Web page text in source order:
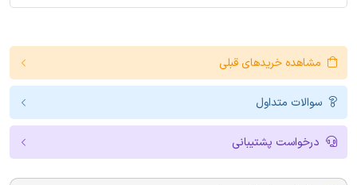
مشاهده خریدهای قبلی
سوالات متداول
درخواست پشتیبانی